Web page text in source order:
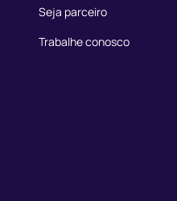
Seja parceiro
Trabalhe conosco